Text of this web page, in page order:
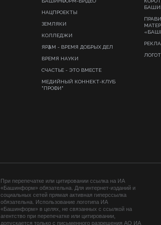
НАЦПРОЕКТЫ
ЗЕМЛЯКИ
КОЛЛЕДЖИ
ЯРҘАМ - ВРЕМЯ ДОБРЫХ ДЕЛ
ВРЕМЯ НАУКИ
СЧАСТЬЕ - ЭТО ВМЕСТЕ
МЕДИЙНЫЙ КОННЕКТ-КЛУБ
"ПРОФИ"
При перепечатке или цитировании ссылка на ИА
«Башинформ» обязательна. Для интернет-изданий и
социальных сетей прямая активная гиперссылка
обязательна. Использование логотипа ИА
«Башинформ» в целях, не связанных с ссылкой на
агентство при перепечатке или цитировании,
допускается только с письменного разрешения АО ИА